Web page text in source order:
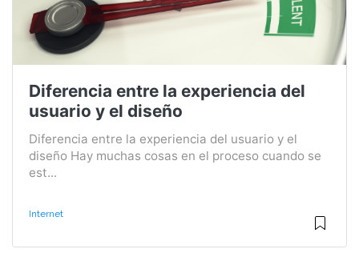
Diferencia entre la experiencia del
usuario y el diseño
Diferencia entre la experiencia del usuario y el
diseño Hay muchas cosas en el proceso cuando se
est...
Internet